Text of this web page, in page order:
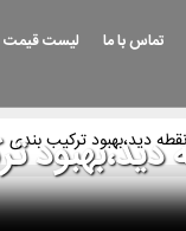
تماس با ما لیست قیمت
دید،بهبود ترکیب بندی
دید،بهبود